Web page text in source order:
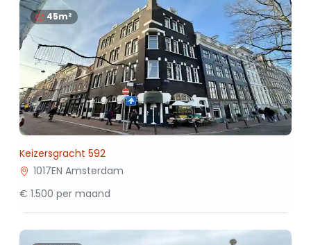
45m²
Keizersgracht 592
1017EN Amsterdam
€ 1.500 per maand